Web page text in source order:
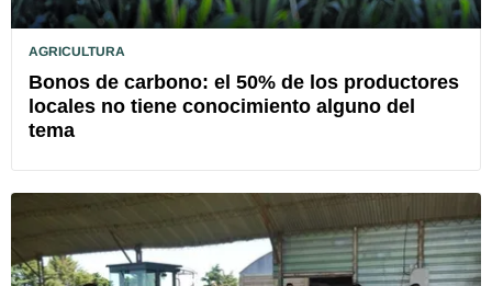
AGRICULTURA
Bonos de carbono: el 50% de los productores
locales no tiene conocimiento alguno del
tema